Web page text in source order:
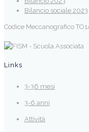
Bilancio sociale 2023
Codice Meccanografico
Links
3-36 mesi
3-6 anni
Attività